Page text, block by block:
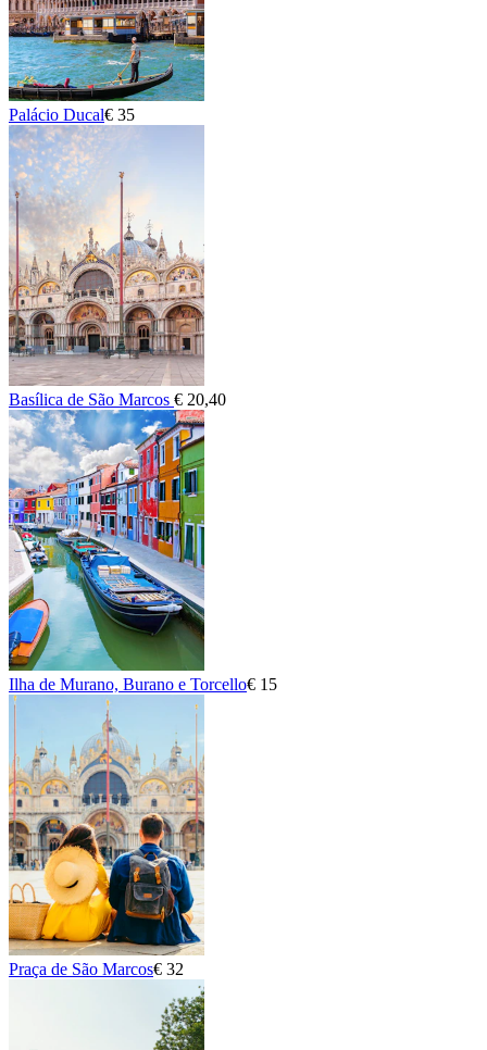
Palácio Ducal€ 35
Basílica de São Marcos € 20,40
Ilha de Murano, Burano e Torcello€ 15
Praça de São Marcos€ 32